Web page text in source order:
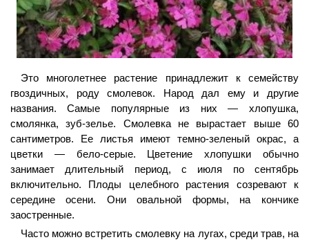
Это многолетнее растение принадлежит к семейству
гвоздичных, роду смолевок. Народ дал ему и другие
названия. Самые популярные из них — хлопушка,
смолянка, зуб-зелье. Смолевка не вырастает выше 60
сантиметров. Ее листья имеют темно-зеленый окрас, а
цветки — бело-серые. Цветение хлопушки обычно
занимает длительный период, с июля по сентябрь
включительно. Плоды целебного растения созревают к
середине осени. Они овальной формы, на кончике
заостренные.
Часто можно встретить смолевку на лугах, среди трав, на